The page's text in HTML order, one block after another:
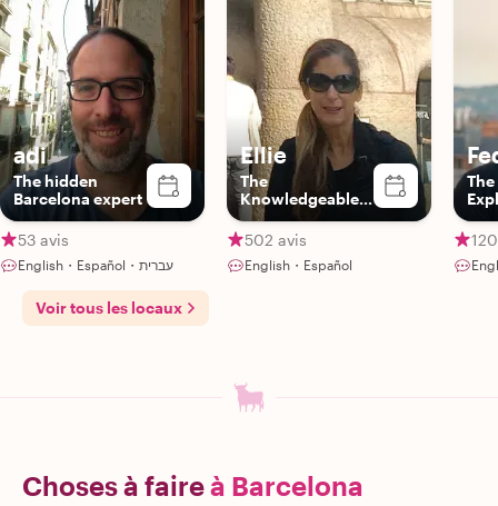
adi
The hidden
Barcelona expert
53 avis
English・Español・עברית
Ellie
The
Knowledgeable
Guide
502 avis
English・Español
Voir tous les locaux
Choses à faireà Barcelona